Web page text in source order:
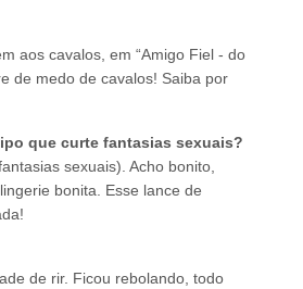
aos cavalos, em “Amigo Fiel - do
de medo de cavalos! Saiba por
que curte fantasias sexuais?
sexuais). Acho bonito,
bonita. Esse lance de
de rir. Ficou rebolando, todo